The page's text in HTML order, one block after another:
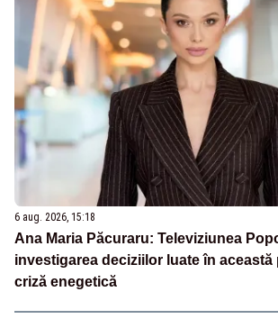
6 aug. 2026, 15:18
Ana Maria Păcuraru: Televiziunea
investigarea deciziilor luate în această
criză enegetică